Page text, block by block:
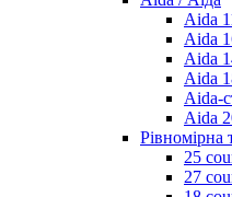
Aida
Aida
Aida
Aida
Aida-
Aida
Рівномірна
25
27